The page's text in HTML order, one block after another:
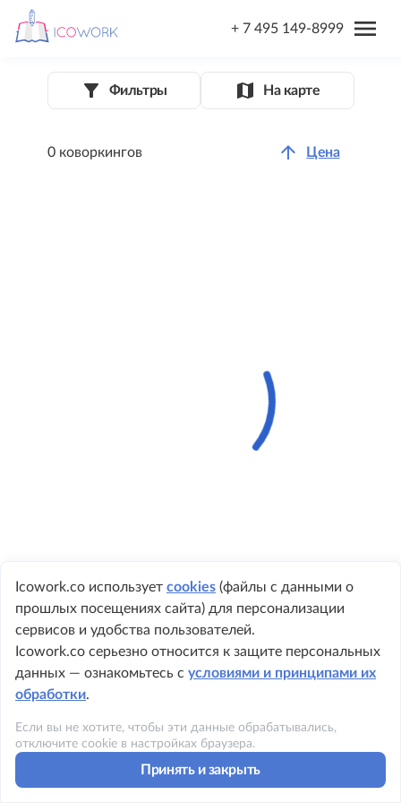
+ 7 495 149-8999 menu
filter_list_alt Фильтры map На карте
0 коворкингов arrow_upward Цена
Icowork.co использует cookies (файлы с данными о
прошлых посещениях сайта) для персонализации
сервисов и удобства пользователей.
Icowork.co серьезно относится к защите персональных
данных — ознакомьтесь с условиями и принципами их
обработки.
Если вы не хотите, чтобы эти данные обрабатывались,
отключите cookie в настройках браузера.
Принять и закрыть
+ 7 495 149-8999
Политика конфиденциальности
Условия использования